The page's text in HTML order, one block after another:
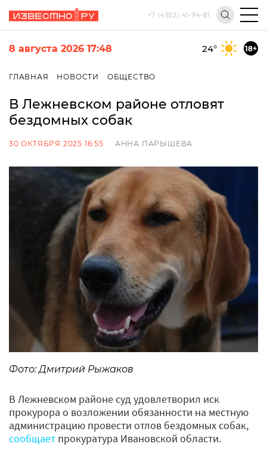
+7 (4932) 41-94-81
8 августа 2026 17:48 24° 18+
ГЛАВНАЯ НОВОСТИ ОБЩЕСТВО
В Лежневском районе отловят
бездомных собак
30 ОКТЯБРЯ 2025 16:55 АННА ПАРЫШЕВА
Фото: Дмитрий Рыжаков
В Лежневском районе суд удовлетворил иск
прокурора о возложении обязанности на местную
администрацию провести отлов бездомных собак,
сообщает прокуратура Ивановской области.